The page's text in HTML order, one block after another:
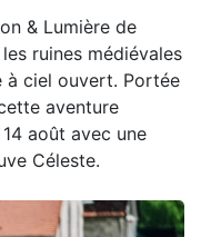
& Lumière de
ruines médiévales
à ciel ouvert. Portée
aventure
août avec une
Céleste.